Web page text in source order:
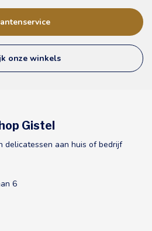
onze winkels
Gistel
delicatessen aan huis of bedrijf
6